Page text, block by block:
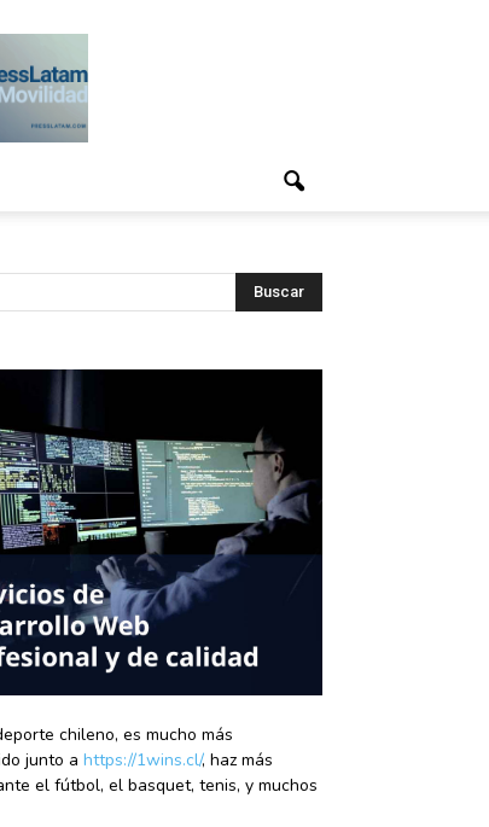
chileno, es mucho más
junto a https://1wins.cl/, haz más
el fútbol, el basquet, tenis, y muchos